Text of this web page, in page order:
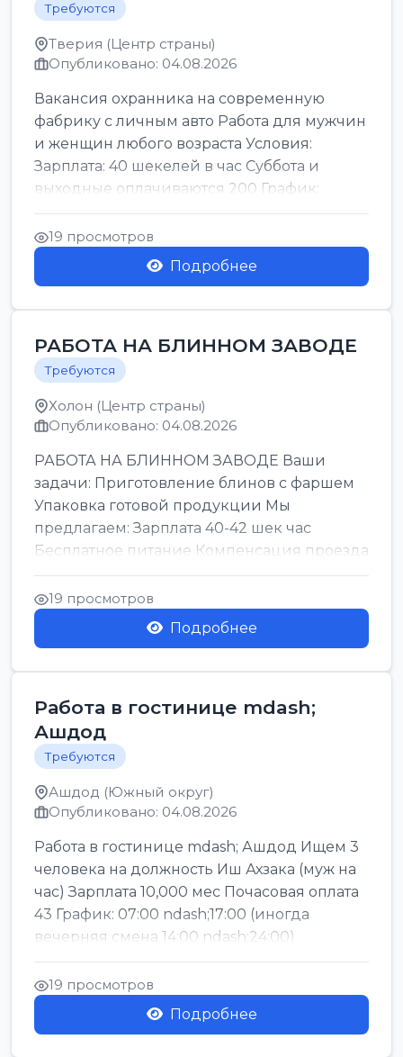
Требуются
Тверия (Центр страны)
Опубликовано: 04.08.2026
Вакансия охранника на современную
фабрику с личным авто Работа для мужчин
и женщин любого возраста Условия:
Зарплата: 40 шекелей в час Суббота и
выходные оплачиваются 200 График:
смены утро день ночь ...
19 просмотров
Подробнее
РАБОТА НА БЛИННОМ ЗАВОДЕ
Требуются
Холон (Центр страны)
Опубликовано: 04.08.2026
РАБОТА НА БЛИННОМ ЗАВОДЕ Ваши
задачи: Приготовление блинов с фаршем
Упаковка готовой продукции Мы
предлагаем: Зарплата 40-42 шек час
Бесплатное питание Компенсация проезда
Легкие условия труда График:...
19 просмотров
Подробнее
Работа в гостинице mdash;
Ашдод
Требуются
Ашдод (Южный округ)
Опубликовано: 04.08.2026
Работа в гостинице mdash; Ашдод Ищем 3
человека на должность Иш Ахзака (муж на
час) Зарплата 10,000 мес Почасовая оплата
43 График: 07:00 ndash;17:00 (иногда
вечерняя смена 14:00 ndash;24:00)
Обязател...
19 просмотров
Подробнее